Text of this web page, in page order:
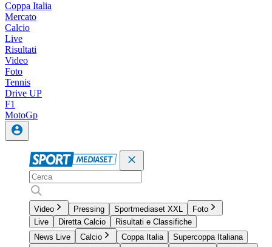
Coppa Italia
Mercato
Calcio
Live
Risultati
Video
Foto
Tennis
Drive UP
F1
MotoGp
Video Pressing Sportmediaset XXL
Foto
Live
Diretta Calcio
Risultati e Classifiche
News Live
Calcio Coppa Italia
Supercoppa Italiana